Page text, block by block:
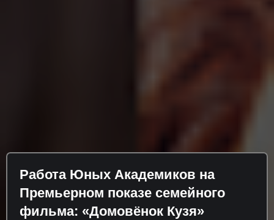
Работа Юных Академиков на
Премьерном показе семейного
фильма: «Домовёнок Кузя»